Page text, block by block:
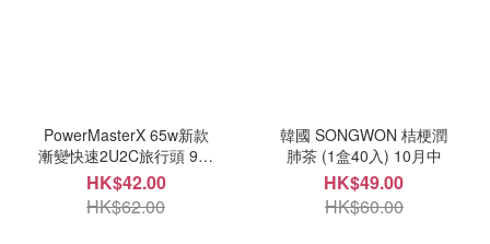
PowerMasterX 65w新款
漸變快速2U2C旅行頭 9月
尾
HK$42.00
HK$62.00
韓國 SONGWON 桔梗潤
肺茶 (1盒40入) 10月中
HK$49.00
HK$60.00